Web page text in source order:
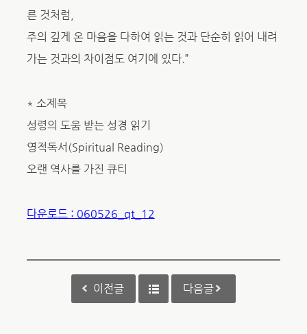
른 것처럼,
주의 깊게 온 마음을 다하여 읽는 것과 단순히 읽어 내려
가는 것과의 차이점도 여기에 있다.”
* 소제목
성령의 도움 받는 성경 읽기
영적독서(Spiritual Reading)
오랜 역사를 가진 큐티
다운로드 : 060526_qt_12
이전글 다음글